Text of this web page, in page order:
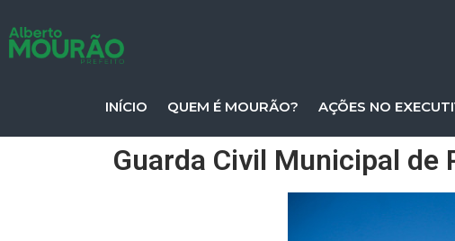
INÍCIO QUEM É MOURÃO? AÇÕES NO
Guarda Civil Municipal de